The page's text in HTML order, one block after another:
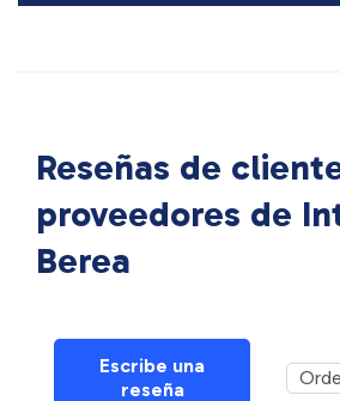
Reseñas de
proveedores de
Berea
Escribe una
reseña